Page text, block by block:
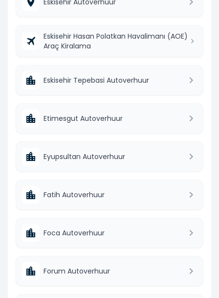
Eskisehir Hasan Polatkan Havalimanı (AOE)
Araç Kiralama
Eskisehir Tepebasi Autoverhuur
Etimesgut Autoverhuur
Eyupsultan Autoverhuur
Fatih Autoverhuur
Foca Autoverhuur
Forum Autoverhuur